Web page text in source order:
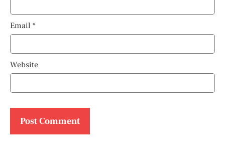
Email *
Website